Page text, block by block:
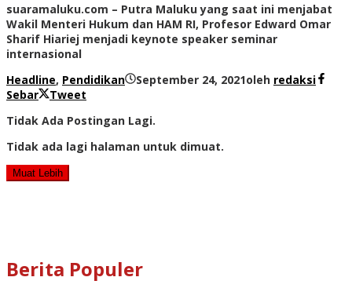
suaramaluku.com – Putra Maluku yang saat ini menjabat
Wakil Menteri Hukum dan HAM RI, Profesor Edward Omar
Sharif Hiariej menjadi keynote speaker seminar
internasional
Headline, Pendidikan September 24, 2021oleh redaksi
Sebar
Tweet
Tidak Ada Postingan Lagi.
Tidak ada lagi halaman untuk dimuat.
Muat Lebih
Berita Populer